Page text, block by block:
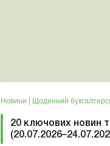
Новини | Щоденний
20 ключових новин